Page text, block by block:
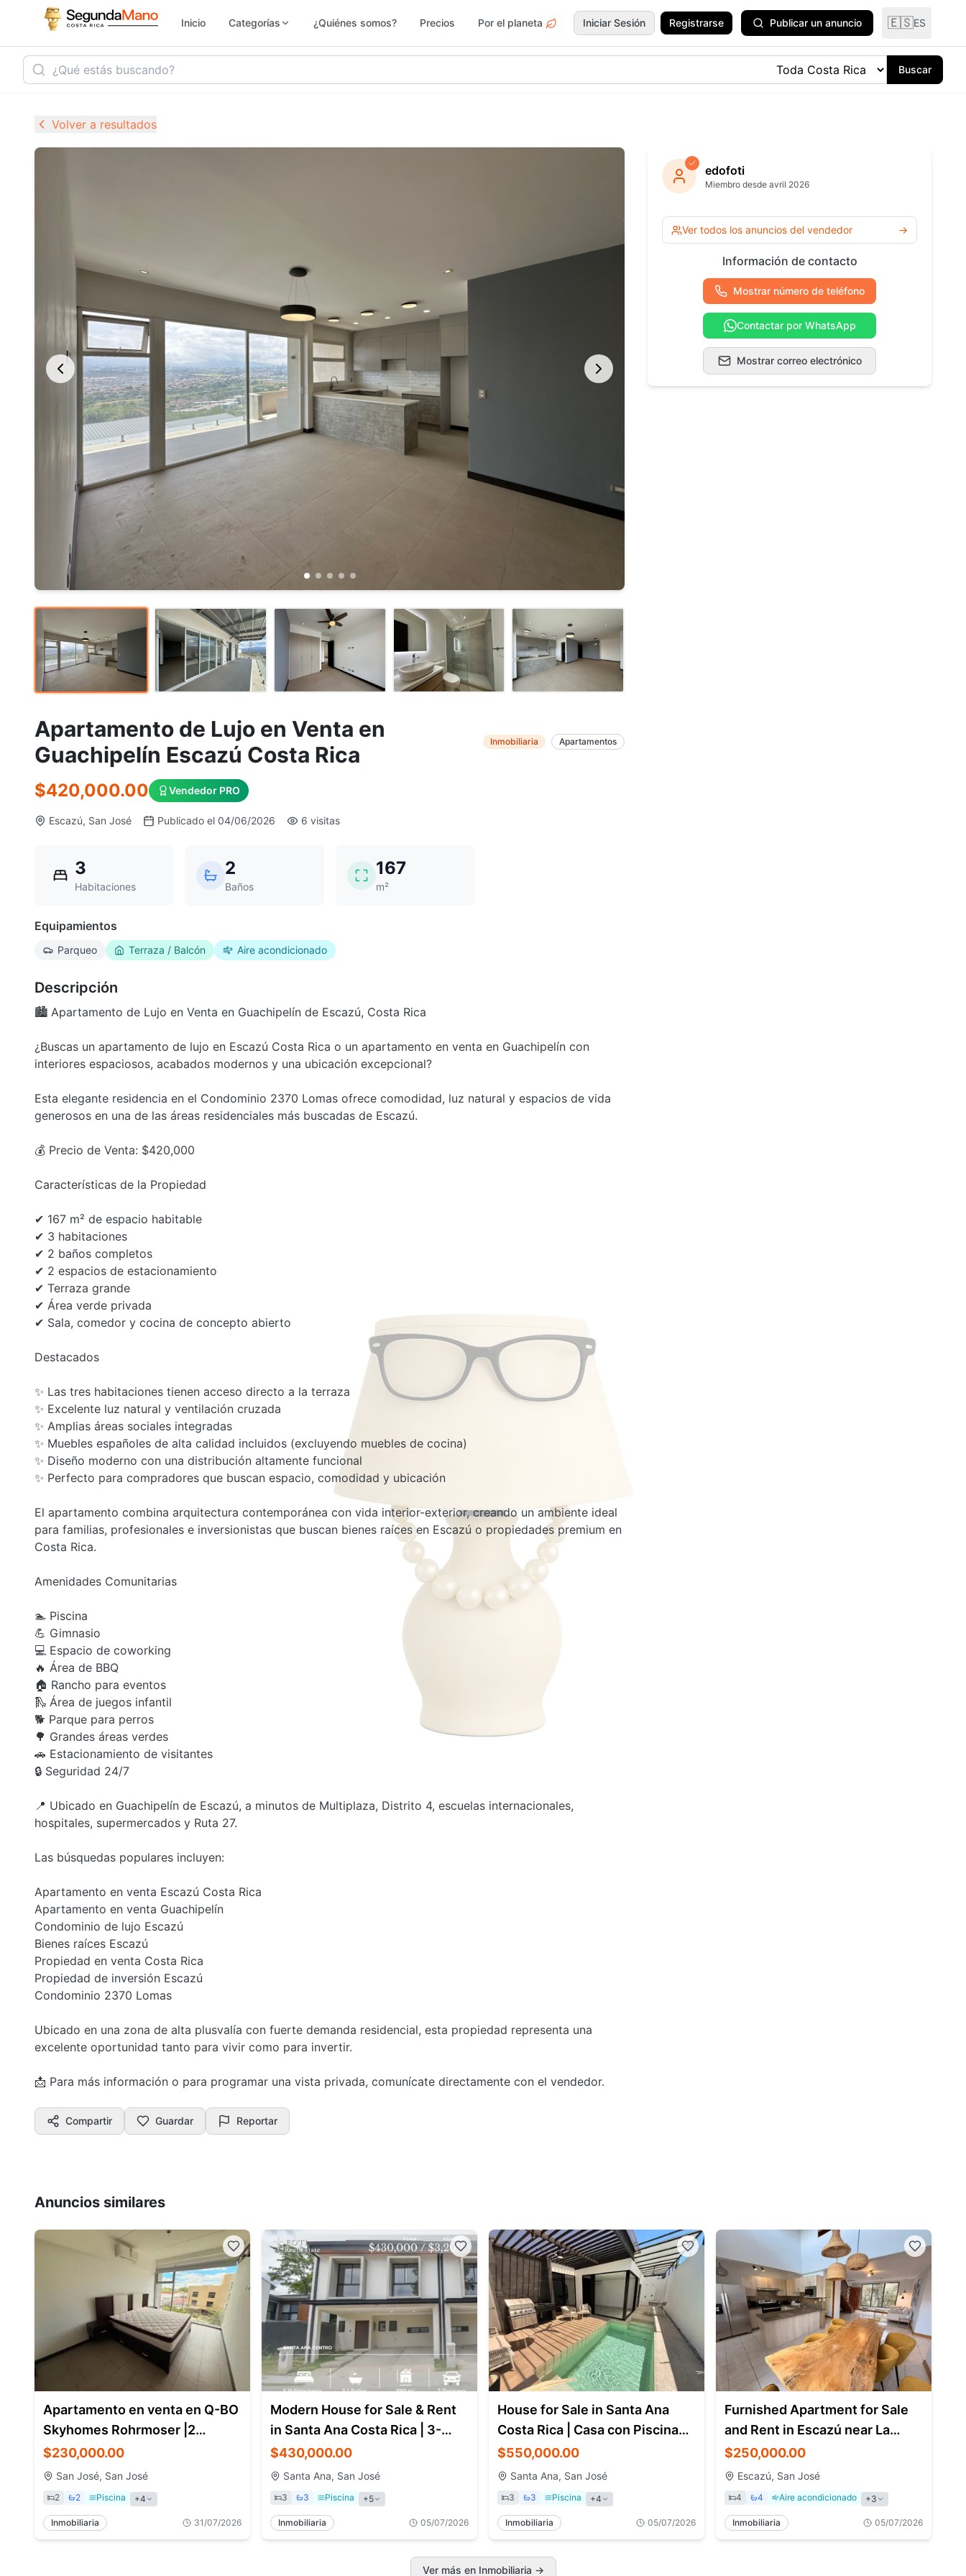
Inicio Categorías ¿Quiénes somos? Precios Por el planeta Iniciar Sesión Registrarse Publicar un anuncio 🇪🇸ES
Jardín y Plantas
Surf & Océano
Ver todas las
categorías
Buscar
Volver a resultados
Apartamento de Lujo en Venta en
Guachipelín Escazú Costa Rica
Inmobiliaria Apartamentos
$420,000.00 Vendedor PRO
Escazú, San José Publicado el 04/06/2026 6 visitas
3
Habitaciones
2
Baños
167
m²
Equipamientos
Parqueo Terraza / Balcón Aire acondicionado
Descripción
🏙️ Apartamento de Lujo en Venta en Guachipelín de Escazú, Costa Rica
¿Buscas un apartamento de lujo en Escazú Costa Rica o un apartamento en venta en Guachipelín con
interiores espaciosos, acabados modernos y una ubicación excepcional?
Esta elegante residencia en el Condominio 2370 Lomas ofrece comodidad, luz natural y espacios de vida
generosos en una de las áreas residenciales más buscadas de Escazú.
💰 Precio de Venta: $420,000
Características de la Propiedad
✔ 167 m² de espacio habitable
✔ 3 habitaciones
✔ 2 baños completos
✔ 2 espacios de estacionamiento
✔ Terraza grande
✔ Área verde privada
✔ Sala, comedor y cocina de concepto abierto
Destacados
✨ Las tres habitaciones tienen acceso directo a la terraza
✨ Excelente luz natural y ventilación cruzada
✨ Amplias áreas sociales integradas
✨ Muebles españoles de alta calidad incluidos (excluyendo muebles de cocina)
✨ Diseño moderno con una distribución altamente funcional
✨ Perfecto para compradores que buscan espacio, comodidad y ubicación
El apartamento combina arquitectura contemporánea con vida interior-exterior, creando un ambiente ideal
para familias, profesionales e inversionistas que buscan bienes raíces en Escazú o propiedades premium en
Costa Rica.
Amenidades Comunitarias
🏊 Piscina
💪 Gimnasio
💻 Espacio de coworking
🔥 Área de BBQ
🏠 Rancho para eventos
🛝 Área de juegos infantil
🐕 Parque para perros
🌳 Grandes áreas verdes
🚗 Estacionamiento de visitantes
🔒 Seguridad 24/7
📍 Ubicado en Guachipelín de Escazú, a minutos de Multiplaza, Distrito 4, escuelas internacionales,
hospitales, supermercados y Ruta 27.
Las búsquedas populares incluyen:
Apartamento en venta Escazú Costa Rica
Apartamento en venta Guachipelín
Condominio de lujo Escazú
Bienes raíces Escazú
Propiedad en venta Costa Rica
Propiedad de inversión Escazú
Condominio 2370 Lomas
Ubicado en una zona de alta plusvalía con fuerte demanda residencial, esta propiedad representa una
excelente oportunidad tanto para vivir como para invertir.
📩 Para más información o para programar una vista privada, comunícate directamente con el vendedor.
Compartir Guardar Reportar
edofoti
Miembro desde avril 2026
Ver todos los anuncios del vendedor →
Información de contacto
Mostrar número de teléfono
Contactar por WhatsApp
Mostrar correo electrónico
Anuncios similares
Apartamento en venta en Q-BO
Skyhomes Rohrmoser |2
habitaciones
$230,000.00
San José, San José
2 2 Piscina +4
Inmobiliaria 31/07/2026
Modern House for Sale & Rent
in Santa Ana Costa Rica | 3-
Level Home
$430,000.00
Santa Ana, San José
3 3 Piscina +5
Inmobiliaria 05/07/2026
House for Sale in Santa Ana
Costa Rica | Casa con Piscina
en Pozos de Santa Ana | 3
Bedrooms
$550,000.00
Santa Ana, San José
3 3 Piscina +4
Inmobiliaria 05/07/2026
Furnished Apartment for Sale
and Rent in Escazú near La
Paco
$250,000.00
Escazú, San José
4 4 Aire acondicionado +3
Inmobiliaria 05/07/2026
Ver más en Inmobiliaria →